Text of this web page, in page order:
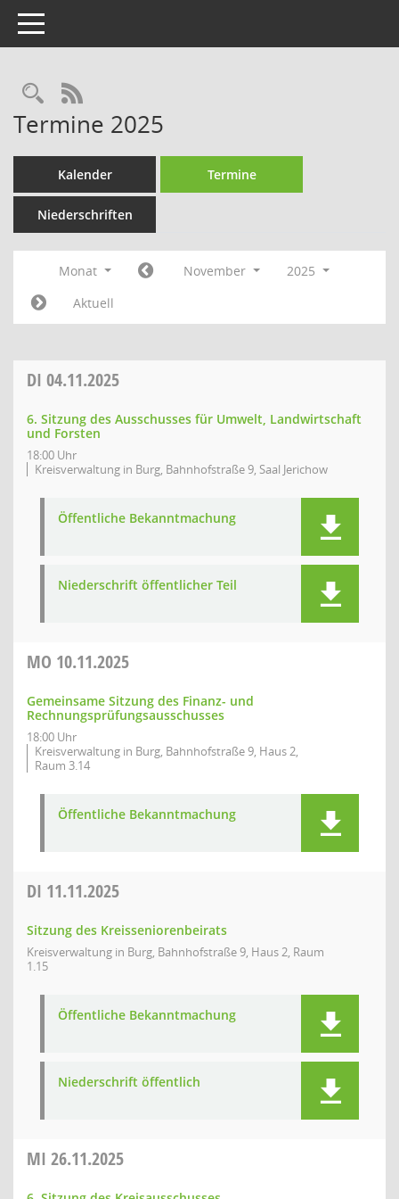
Toggle navigation
Rechercheauswahl
RSS-Feed
Termine 2025
Kalender Termine
Niederschriften
Monat November
2025
Aktuell
DI 04.11.2025
6. Sitzung des Ausschusses für Umwelt, Landwirtschaft
und Forsten
18:00 Uhr
Kreisverwaltung in Burg, Bahnhofstraße 9, Saal Jerichow
Öffentliche Bekanntmachung
Niederschrift öffentlicher Teil
MO 10.11.2025
Gemeinsame Sitzung des Finanz- und
Rechnungsprüfungsausschusses
18:00 Uhr
Kreisverwaltung in Burg, Bahnhofstraße 9, Haus 2,
Raum 3.14
Öffentliche Bekanntmachung
DI 11.11.2025
Sitzung des Kreisseniorenbeirats
Kreisverwaltung in Burg, Bahnhofstraße 9, Haus 2, Raum
1.15
Öffentliche Bekanntmachung
Niederschrift öffentlich
MI 26.11.2025